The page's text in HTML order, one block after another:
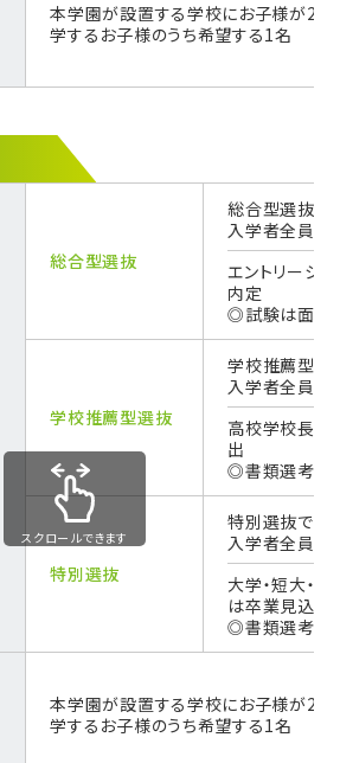
本学園が設置する学校にお子様が2名
学するお子様のうち希望する1名
総合型選抜
総合型選抜で
入学者全員対
エントリーシ
内定
◎試験は面接
学校推薦型選抜
学校推薦型選
入学者全員対
高校学校長の
出
◎書類選考、
特別選抜
特別選抜で受
入学者全員対
大学・短大・
は卒業見込
◎書類選考、
本学園が設置する学校にお子様が2名
学するお子様のうち希望する1名
スクロールできます